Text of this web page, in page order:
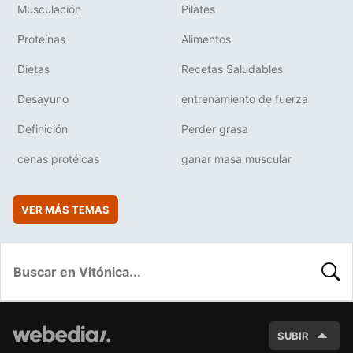
Musculación Pilates
Proteínas Alimentos
Dietas Recetas Saludables
Desayuno entrenamiento de fuerza
Definición Perder grasa
cenas protéicas ganar masa muscular
VER MÁS TEMAS
SUBIR